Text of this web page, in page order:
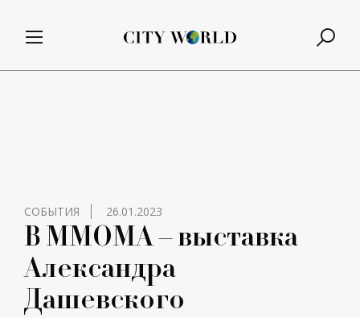
СОБЫТИЯ 26.01.2023
В ММОМА – выставка
Александра
Дашевского